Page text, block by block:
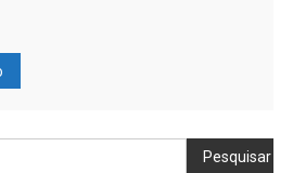
Pesquisar